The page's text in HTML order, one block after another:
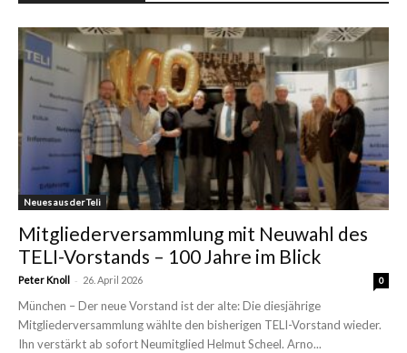
Neues aus der Teli
Mitgliederversammlung mit Neuwahl des
TELI-Vorstands – 100 Jahre im Blick
Peter Knoll - 26. April 2026 0
München – Der neue Vorstand ist der alte: Die diesjährige
Mitgliederversammlung wählte den bisherigen TELI-Vorstand wieder.
Ihn verstärkt ab sofort Neumitglied Helmut Scheel. Arno...